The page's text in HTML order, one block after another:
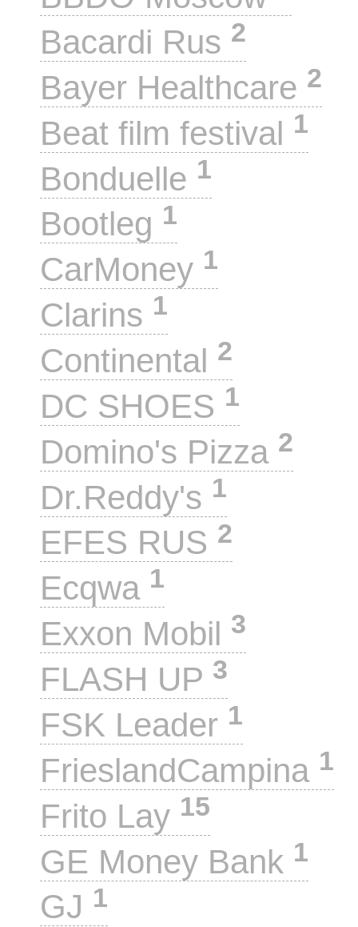
Bacardi Rus 2
Bayer Healthcare 2
Beat film festival 1
Bonduelle 1
Bootleg 1
CarMoney 1
Clarins 1
Continental 2
DC SHOES 1
Domino's Pizza 2
Dr.Reddy's 1
EFES RUS 2
Ecqwa 1
Exxon Mobil 3
FLASH UP 3
FSK Leader 1
FrieslandCampina 1
Frito Lay 15
GE Money Bank 1
GJ 1